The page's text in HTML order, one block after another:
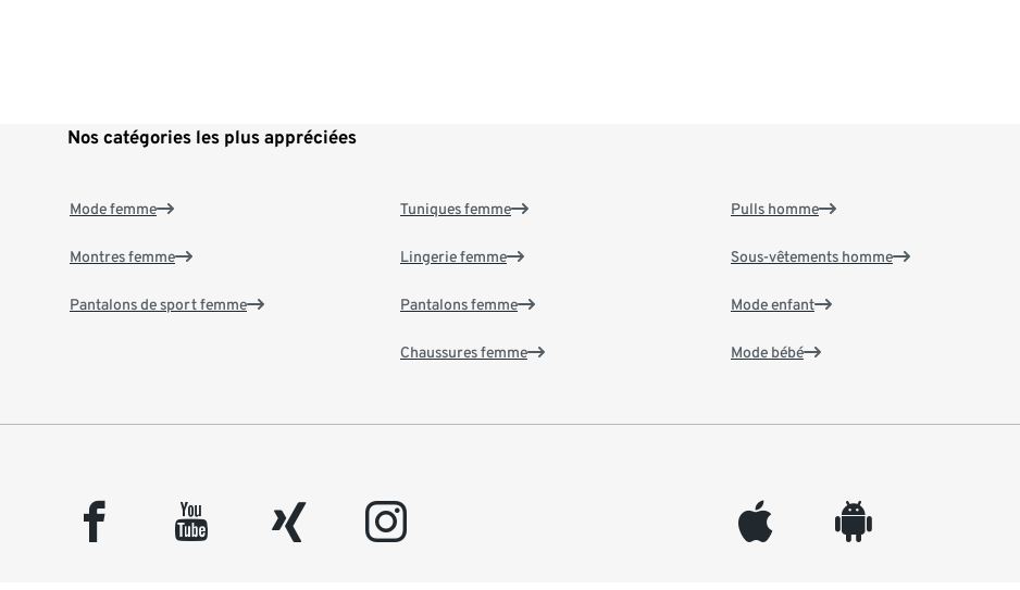
Nos catégories les plus appréciées
Mode femme
Montres femme
Pantalons de sport femme
Tuniques femme
Lingerie femme
Pantalons femme
Chaussures femme
Pulls homme
Sous-vêtements homme
Mode enfant
Mode bébé
facebook youtube xing instagram appleinc android